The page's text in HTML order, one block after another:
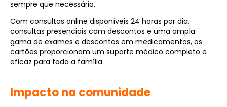
sempre que necessário.
Com consultas online disponíveis 24 horas por dia,
consultas presenciais com descontos e uma ampla
gama de exames e descontos em medicamentos, os
cartões proporcionam um suporte médico completo e
eficaz para toda a família.
Impacto na comunidade